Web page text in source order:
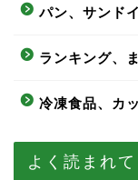
パン、サンド
ランキング、
冷凍食品、カ
よく読まれ